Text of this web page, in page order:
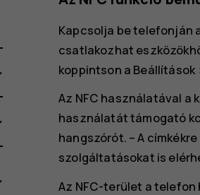
Kapcsolja be telefonján
csatlakozhat
koppintson a Beállítások
Az NFC használatával a
használatát támogató
hangszórót. – A
szolgáltatásokat is
Az NFC-terület a